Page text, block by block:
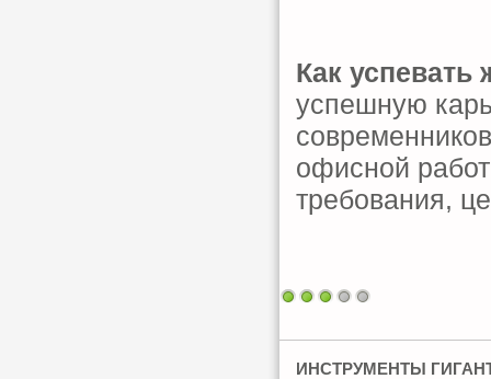
Как успевать
успешную
офисной
требования,
ИНСТРУМЕНТЫ